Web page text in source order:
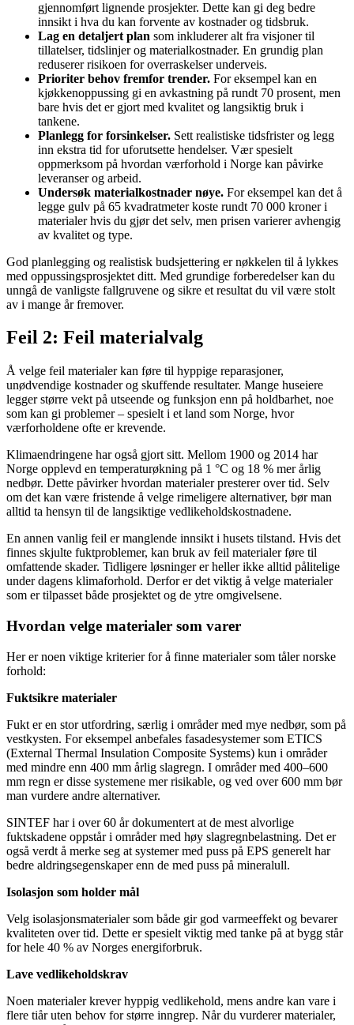
gjennomført lignende prosjekter. Dette kan gi deg bedre
innsikt i hva du kan forvente av kostnader og tidsbruk.
Lag en detaljert plan som inkluderer alt fra visjoner til
tillatelser, tidslinjer og materialkostnader. En grundig plan
reduserer risikoen for overraskelser underveis.
Prioriter behov fremfor trender. For eksempel kan en
kjøkkenoppussing gi en avkastning på rundt 70 prosent, men
bare hvis det er gjort med kvalitet og langsiktig bruk i
tankene.
Planlegg for forsinkelser. Sett realistiske tidsfrister og legg
inn ekstra tid for uforutsette hendelser. Vær spesielt
oppmerksom på hvordan værforhold i Norge kan påvirke
leveranser og arbeid.
Undersøk materialkostnader nøye. For eksempel kan det å
legge gulv på 65 kvadratmeter koste rundt 70 000 kroner i
materialer hvis du gjør det selv, men prisen varierer avhengig
av kvalitet og type.
God planlegging og realistisk budsjettering er nøkkelen til å lykkes
med oppussingsprosjektet ditt. Med grundige forberedelser kan du
unngå de vanligste fallgruvene og sikre et resultat du vil være stolt
av i mange år fremover.
Feil 2: Feil materialvalg
Å velge feil materialer kan føre til hyppige reparasjoner,
unødvendige kostnader og skuffende resultater. Mange huseiere
legger større vekt på utseende og funksjon enn på holdbarhet, noe
som kan gi problemer – spesielt i et land som Norge, hvor
værforholdene ofte er krevende.
Klimaendringene har også gjort sitt. Mellom 1900 og 2014 har
Norge opplevd en temperaturøkning på 1 °C og 18 % mer årlig
nedbør. Dette påvirker hvordan materialer presterer over tid. Selv
om det kan være fristende å velge rimeligere alternativer, bør man
alltid ta hensyn til de langsiktige vedlikeholdskostnadene.
En annen vanlig feil er manglende innsikt i husets tilstand. Hvis det
finnes skjulte fuktproblemer, kan bruk av feil materialer føre til
omfattende skader. Tidligere løsninger er heller ikke alltid pålitelige
under dagens klimaforhold. Derfor er det viktig å velge materialer
som er tilpasset både prosjektet og de ytre omgivelsene.
Hvordan velge materialer som varer
Her er noen viktige kriterier for å finne materialer som tåler norske
forhold:
Fuktsikre materialer
Fukt er en stor utfordring, særlig i områder med mye nedbør, som på
vestkysten. For eksempel anbefales fasadesystemer som ETICS
(External Thermal Insulation Composite Systems) kun i områder
med mindre enn 400 mm årlig slagregn. I områder med 400–600
mm regn er disse systemene mer risikable, og ved over 600 mm bør
man vurdere andre alternativer.
SINTEF har i over 60 år dokumentert at de mest alvorlige
fuktskadene oppstår i områder med høy slagregnbelastning. Det er
også verdt å merke seg at systemer med puss på EPS generelt har
bedre aldringsegenskaper enn de med puss på mineralull.
Isolasjon som holder mål
Velg isolasjonsmaterialer som både gir god varmeeffekt og bevarer
kvaliteten over tid. Dette er spesielt viktig med tanke på at bygg står
for hele 40 % av Norges energiforbruk.
Lave vedlikeholdskrav
Noen materialer krever hyppig vedlikehold, mens andre kan vare i
flere tiår uten behov for større inngrep. Når du vurderer materialer,